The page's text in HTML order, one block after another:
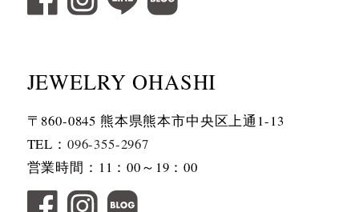
JEWELRY OHASHI
〒860-0845 熊本県熊本市中央区上通1-13
TEL： 096-355-2967
営業時間：11：00～19：00